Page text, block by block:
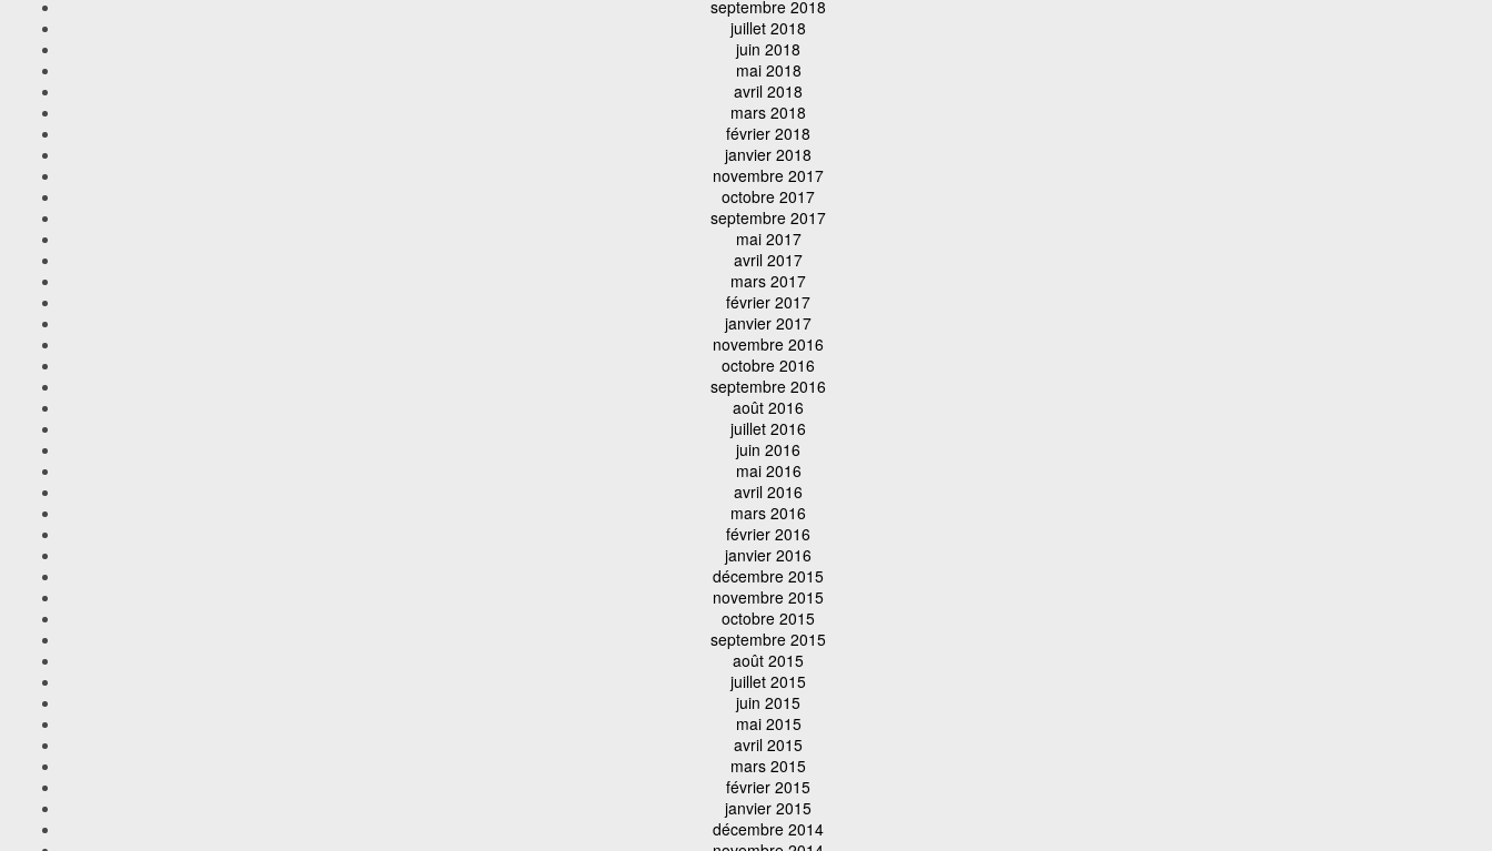
septembre 2018
juillet 2018
juin 2018
mai 2018
avril 2018
mars 2018
février 2018
janvier 2018
novembre 2017
octobre 2017
septembre 2017
mai 2017
avril 2017
mars 2017
février 2017
janvier 2017
novembre 2016
octobre 2016
septembre 2016
août 2016
juillet 2016
juin 2016
mai 2016
avril 2016
mars 2016
février 2016
janvier 2016
décembre 2015
novembre 2015
octobre 2015
septembre 2015
août 2015
juillet 2015
juin 2015
mai 2015
avril 2015
mars 2015
février 2015
janvier 2015
décembre 2014